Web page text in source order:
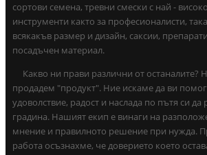
сортови семена, тревни смески с най -
инструменти както за професионалисти,
всякакъв размер и дизайн, саксии,
посадъчен материал.
Какво ни прави различни от останалите?
продадем "продукт". Ние искаме да ви
удоволствие, радост и наслада по пътя си да
градина. Нашият екип е винаги на
мнение и правилното решение при нужда.
работа осъзнахме, че доверието което